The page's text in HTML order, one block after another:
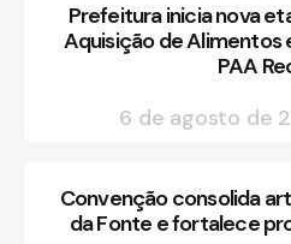
Prefeitura inicia nova
Aquisição de Alimentos
PAA
6 de agosto de
Convenção consolida
da Fonte e fortalece